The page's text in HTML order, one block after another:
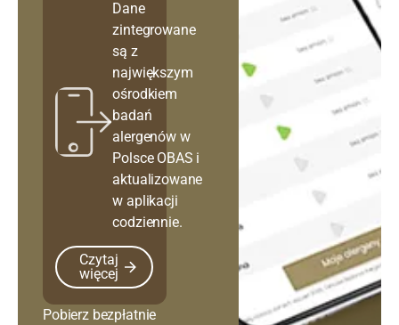
Dane
zintegrowane
są z
największym
ośrodkiem
badań
alergenów w
Polsce OBAS i
aktualizowane
w aplikacji
codziennie.
Czytaj więcej
Czytaj
więcej
Pobierz bezpłatnie